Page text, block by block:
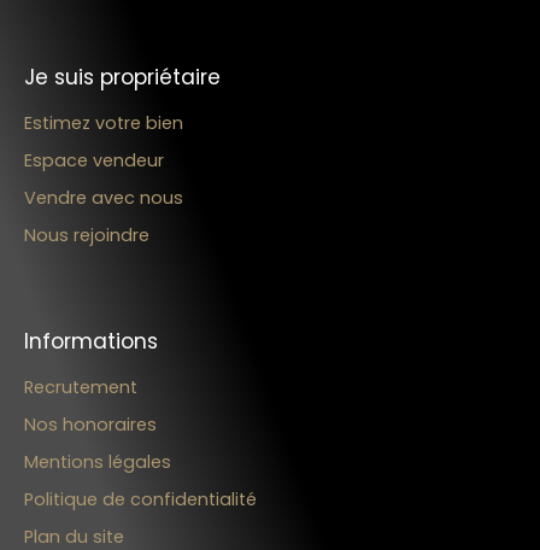
Je suis propriétaire
Estimez votre bien
Espace vendeur
Vendre avec nous
Nous rejoindre
Informations
Recrutement
Nos honoraires
Mentions légales
Politique de confidentialité
Plan du site